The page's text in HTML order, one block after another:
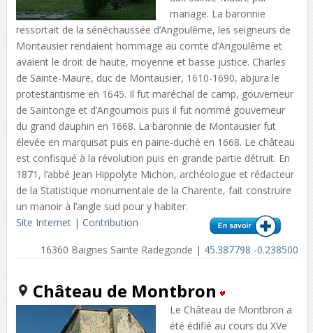
mariage. La baronnie
ressortait de la sénéchaussée d’Angoulême, les seigneurs de
Montausier rendaient hommage au comte d’Angoulême et
avaient le droit de haute, moyenne et basse justice. Charles
de Sainte-Maure, duc de Montausier, 1610-1690, abjura le
protestantisme en 1645. Il fut maréchal de camp, gouverneur
de Saintonge et d’Angoumois puis il fut nommé gouverneur
du grand dauphin en 1668. La baronnie de Montausier fut
élevée en marquisat puis en pairie-duché en 1668. Le château
est confisqué à la révolution puis en grande partie détruit. En
1871, l’abbé Jean Hippolyte Michon, archéologue et rédacteur
de la Statistique monumentale de la Charente, fait construire
un manoir à l’angle sud pour y habiter.
Site Internet| Contribution
16360 Baignes Sainte Radegonde | 45.387798 -0.238500
Château de Montbron
Le Château de Montbron a
été édifié au cours du XVe